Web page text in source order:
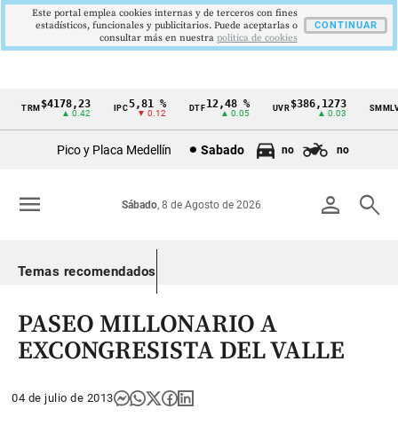
Cintillo
Colombia
TRM$4178,23
▲ 0.42
IPC5,81 %
▼ 0.12
DTF12,48 %
▲ 0.05
UVR$386,1273
▲ 0.03
SMMLV
Pico y Placa Medellín Sabado no no
person search
Sábado, 8 de Agosto de 2026
menu
Temas recomendados
PASEO MILLONARIO A
EXCONGRESISTA DEL VALLE
04 de julio de 2013
Este portal emplea cookies internas y de terceros con fines
estadísticos, funcionales y publicitarios. Puede aceptarlas o
consultar más en nuestra politica de cookies
CONTINUAR